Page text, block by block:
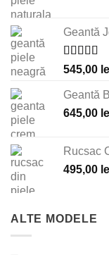
Geantă
Evaluat la
din 5
545,00
Geantă
645,00
Rucsac
495,00
ALTE MODELE